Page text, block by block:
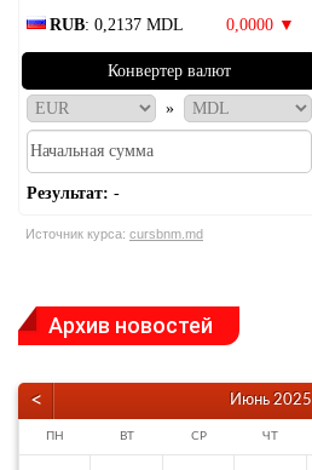
RUB: 0,2137 MDL 0,0000 ▼
Конвертер валют
»
Результат: -
Источник курса: cursbnm.md
Архив новостей
< Июнь 2025
ПН ВТ СР ЧТ